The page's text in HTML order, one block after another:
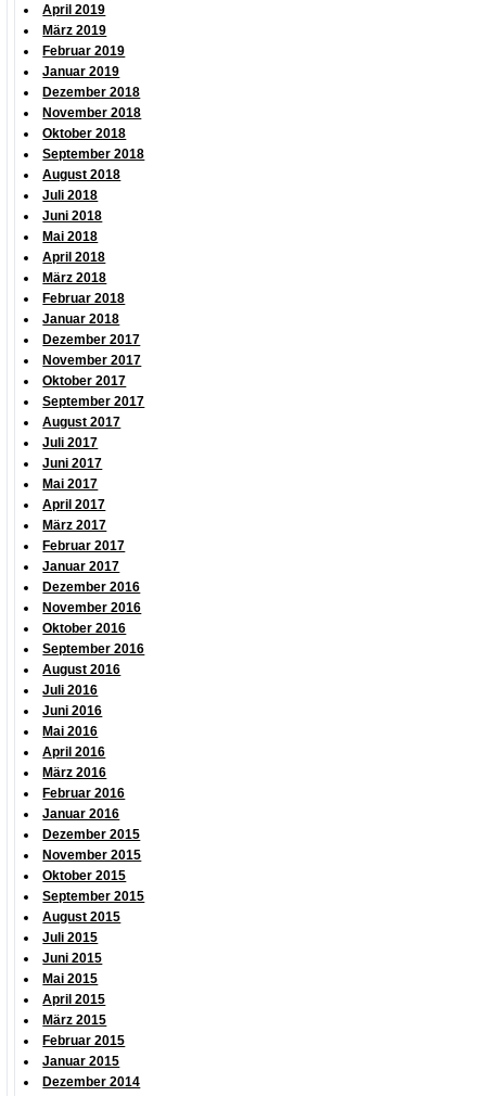
April 2019
März 2019
Februar 2019
Januar 2019
Dezember 2018
November 2018
Oktober 2018
September 2018
August 2018
Juli 2018
Juni 2018
Mai 2018
April 2018
März 2018
Februar 2018
Januar 2018
Dezember 2017
November 2017
Oktober 2017
September 2017
August 2017
Juli 2017
Juni 2017
Mai 2017
April 2017
März 2017
Februar 2017
Januar 2017
Dezember 2016
November 2016
Oktober 2016
September 2016
August 2016
Juli 2016
Juni 2016
Mai 2016
April 2016
März 2016
Februar 2016
Januar 2016
Dezember 2015
November 2015
Oktober 2015
September 2015
August 2015
Juli 2015
Juni 2015
Mai 2015
April 2015
März 2015
Februar 2015
Januar 2015
Dezember 2014